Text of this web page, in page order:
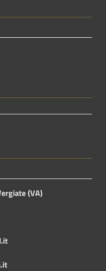
(VA)